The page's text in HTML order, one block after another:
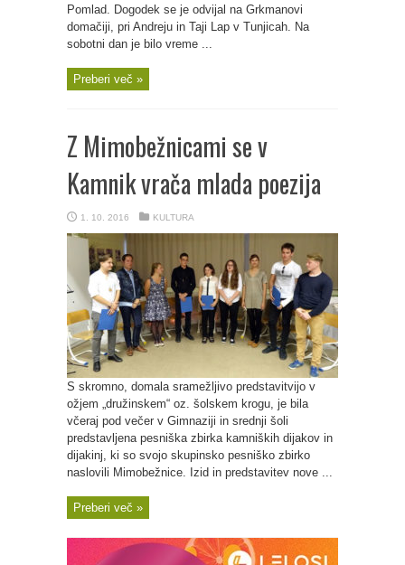
Pomlad. Dogodek se je odvijal na Grkmanovi
domačiji, pri Andreju in Taji Lap v Tunjicah. Na
sobotni dan je bilo vreme ...
Preberi več »
Z Mimobežnicami se v
Kamnik vrača mlada poezija
1. 10. 2016 KULTURA
S skromno, domala sramežljivo predstavitvijo v
ožjem „družinskem“ oz. šolskem krogu, je bila
včeraj pod večer v Gimnaziji in srednji šoli
predstavljena pesniška zbirka kamniških dijakov in
dijakinj, ki so svojo skupinsko pesniško zbirko
naslovili Mimobežnice. Izid in predstavitev nove ...
Preberi več »